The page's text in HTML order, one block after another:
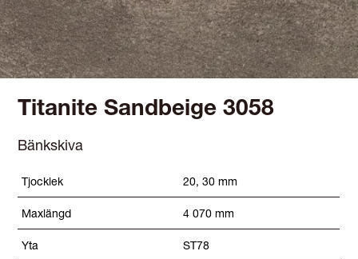
Titanite Sandbeige 3058
Bänkskiva
Tjocklek 20, 30 mm
Maxlängd 4 070 mm
Yta ST78